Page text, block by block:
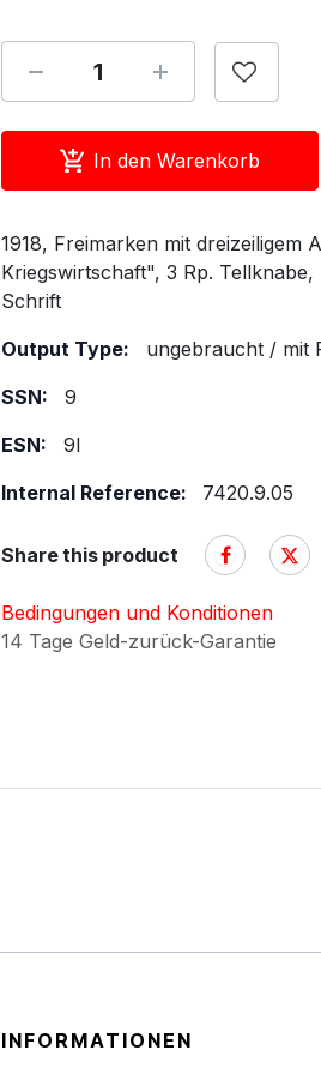
In den Warenkorb
1918, Freimarken mit dreizeiligem
Kriegswirtschaft", 3 Rp.
Schrift
Output Type:
ungebraucht / mit
SSN:
9
ESN:
9I
Internal Reference:
7420.9.05
Share this product
Bedingungen und Konditionen
14 Tage Geld-zurück-Garantie
INFORMATIONEN